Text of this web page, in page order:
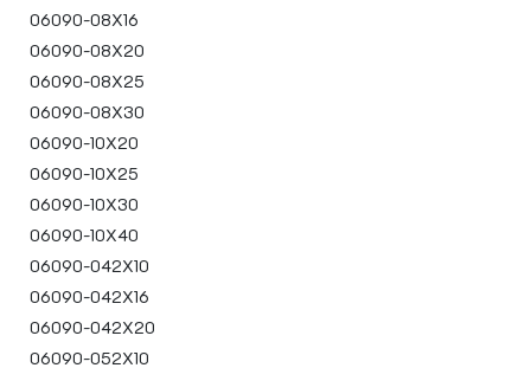
06090-08X16
06090-08X20
06090-08X25
06090-08X30
06090-10X20
06090-10X25
06090-10X30
06090-10X40
06090-042X10
06090-042X16
06090-042X20
06090-052X10